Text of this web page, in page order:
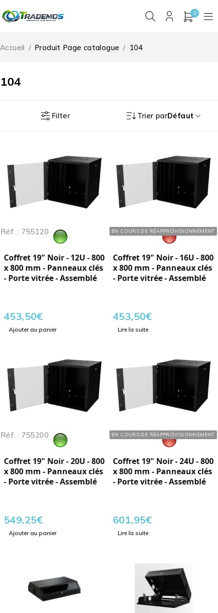
0
104
Accueil / Produit Page catalogue / 104
Filter Trier parDéfaut
Réf. : 755120
Coffret 19" Noir - 12U - 800
x 800 mm - Panneaux clés
- Porte vitrée - Assemblé
453,50€
Ajouter au panier
EN COURS DE RÉAPPROVISIONNEMENT
Réf. : 755160
Coffret 19" Noir - 16U - 800
x 800 mm - Panneaux clés
- Porte vitrée - Assemblé
453,50€
Lire la suite
Réf. : 755200
Coffret 19" Noir - 20U - 800
x 800 mm - Panneaux clés
- Porte vitrée - Assemblé
549,25€
Ajouter au panier
EN COURS DE RÉAPPROVISIONNEMENT
Réf. : 755240
Coffret 19" Noir - 24U - 800
x 800 mm - Panneaux clés
- Porte vitrée - Assemblé
601,95€
Lire la suite